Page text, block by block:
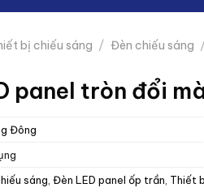
bị chiếu sáng / Đèn chiếu sáng
panel tròn đổi
Đông
sáng Đèn LED panel ốp trần Thiết